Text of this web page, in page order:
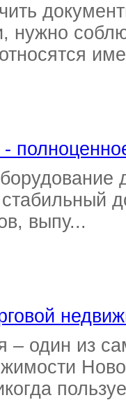
нужно
выпу...
– один из